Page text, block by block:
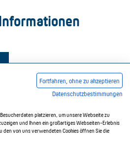
Datenschutzerklärung
Fortfahren, ohne zu akzeptieren
Datenschutzbestimmungen
platzieren, um unsere Webseite zu
und Ihnen ein großartiges Webseiten-Erlebnis
von uns verwendeten Cookies öffnen Sie die